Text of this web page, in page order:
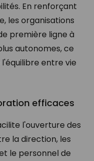
En renforçant
les organisations
première ligne à
autonomes, ce
entre vie
efficaces
l'ouverture des
la direction, les
le personnel de